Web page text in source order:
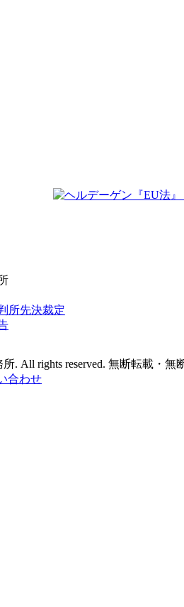
所先決裁定
. All rights reserved. 無断転載・
合わせ